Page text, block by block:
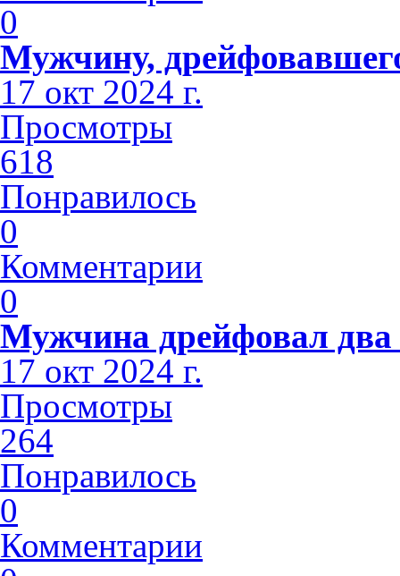
0
Мужчину,
17 окт 2024 г.
Просмотры
618
Понравилось
0
Комментарии
0
Мужчина дрейфовал два
17 окт 2024 г.
Просмотры
264
Понравилось
0
Комментарии